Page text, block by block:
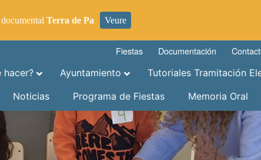
Fiestas Documentación
hacer? Ayuntamiento
Tutoriales Tramitación
Noticias Programa de Fiestas Memoria Oral
Terra de Pa Veure